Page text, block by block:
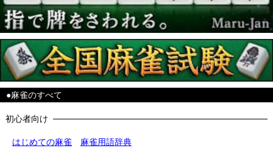
●麻雀のすべて
初心者向け
はじめての麻雀 麻雀用語辞典